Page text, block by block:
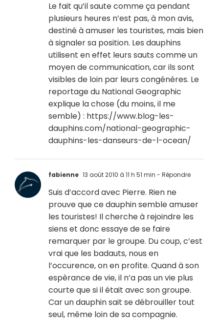
Le fait qu’il saute comme ça pendant
plusieurs heures n’est pas, à mon avis,
destiné à amuser les touristes, mais bien
à signaler sa position. Les dauphins
utilisent en effet leurs sauts comme un
moyen de communication, car ils sont
visibles de loin par leurs congénères. Le
reportage du National Geographic
explique la chose (du moins, il me
semble) : https://www.blog-les-
dauphins.com/national-geographic-
dauphins-les-danseurs-de-l-ocean/
fabienne 13 août 2010 à 11 h 51 min - Répondre
Suis d’accord avec Pierre. Rien ne
prouve que ce dauphin semble amuser
les touristes! Il cherche à rejoindre les
siens et donc essaye de se faire
remarquer par le groupe. Du coup, c’est
vrai que les badauts, nous en
l’occurence, on en profite. Quand à son
espèrance de vie, il n’a pas un vie plus
courte que si il était avec son groupe.
Car un dauphin sait se débrouiller tout
seul, même loin de sa compagnie.